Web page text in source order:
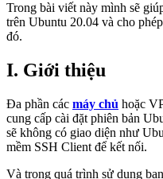
Trong bài viết này mình sẽ
trên Ubuntu 20.04 và cho
đó.
I. Giới thiệu
Đa phần các máy chủ hoặc
cung cấp cài đặt phiên bản
sẽ không có giao diện như
mềm SSH Client để kết nối.
Và trong quá trình sử dụng